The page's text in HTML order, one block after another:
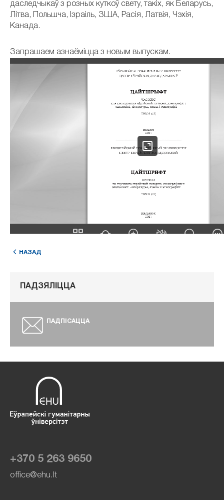
даследчыкаў з розных куткоў свету, такіх, як Беларусь,
Літва, Польшча, Ізраіль, ЗША, Расія, Латвія, Чэхія,
Канада.
Запрашаем азнаёміцца з новым выпускам.
НАЗАД
ПАДЗЯЛІЦЦА
ПАДПІСАЦЦА
+370 5 263 9650
office@ehu.lt